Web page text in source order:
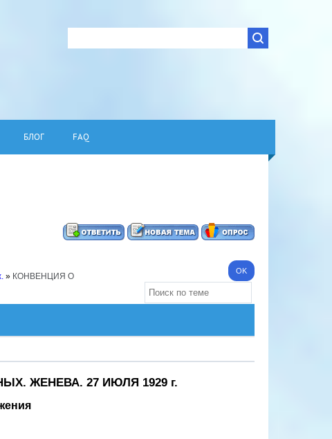
БЛОГ FAQ
» КОНВЕНЦИЯ О
ЖЕНЕВА. 27 ИЮЛЯ 1929 г.